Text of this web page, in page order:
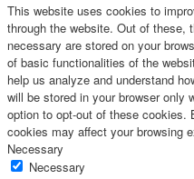
This website uses cookies to
through the website. Out of these,
necessary are stored on your
of basic functionalities of the
help us analyze and understand
will be stored in your browser only
option to opt-out of these cookies.
cookies may affect your browsing
Necessary
Necessary